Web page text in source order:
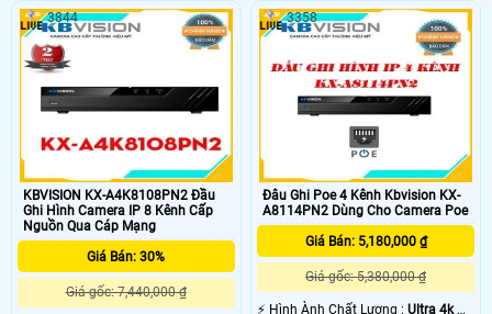
KBVISION KX-A4K8108PN2 Đầu
Ghi Hình Camera IP 8 Kênh Cấp
Nguồn Qua Cáp Mạng
Giá Bán: 30%
Giá gốc: 7,440,000 ₫
3844
Đâu Ghi Poe 4 Kênh Kbvision KX-
A8114PN2 Dùng Cho Camera Poe
Giá Bán: 5,180,000 ₫
Giá gốc: 5,380,000 ₫
️⚡ Hình Ành Chất Lượng :Ultra 4k 👍🏾
3358